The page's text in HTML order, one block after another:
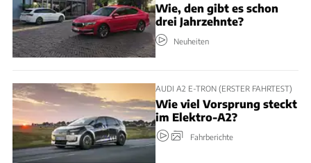
Wie, den gibt es schon
drei Jahrzehnte?
Neuheiten
AUDI A2 E-TRON (ERSTER FAHRTEST)
Wie viel Vorsprung steckt
im Elektro-A2?
Fahrberichte